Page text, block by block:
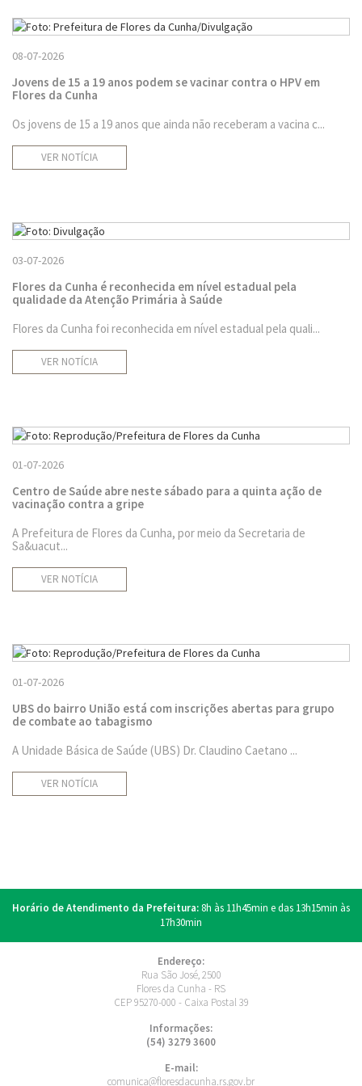
08-07-2026
Jovens de 15 a 19 anos podem se vacinar contra o HPV em
Flores da Cunha
Os jovens de 15 a 19 anos que ainda não receberam a vacina c...
VER NOTÍCIA
03-07-2026
Flores da Cunha é reconhecida em nível estadual pela
qualidade da Atenção Primária à Saúde
Flores da Cunha foi reconhecida em nível estadual pela quali...
VER NOTÍCIA
01-07-2026
Centro de Saúde abre neste sábado para a quinta ação de
vacinação contra a gripe
A Prefeitura de Flores da Cunha, por meio da Secretaria de
Sa&uacut...
VER NOTÍCIA
01-07-2026
UBS do bairro União está com inscrições abertas para grupo
de combate ao tabagismo
A Unidade Básica de Saúde (UBS) Dr. Claudino Caetano ...
VER NOTÍCIA
Horário de Atendimento da Prefeitura:8h às 11h45min e das 13h15min às
17h30min
Endereço:
Rua São José, 2500
Flores da Cunha - RS
CEP 95270-000 - Caixa Postal 39
Informações:
(54) 3279 3600
E-mail:
comunica@floresdacunha.rs.gov.br